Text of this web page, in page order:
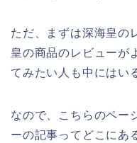
ただ、まずは深海皇の
皇の商品のレビューが
てみたい人も中にはい
なので、こちらのペー
ーの記事ってどこにあ